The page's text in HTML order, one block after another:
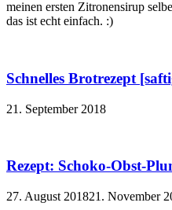
meinen ersten Zitronensirup
das ist echt einfach. :)
Schnelles Brotrezept
21. September 2018
Rezept: Schoko-Obst-
27. August 201821. November